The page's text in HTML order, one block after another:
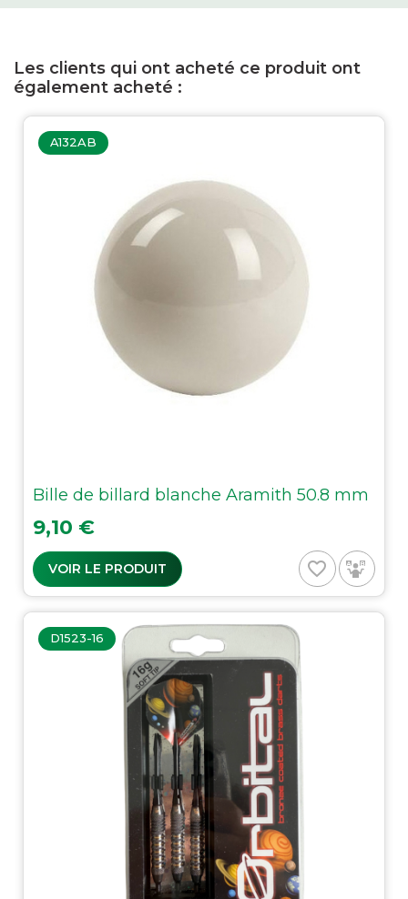
Les clients qui ont acheté ce produit ont
également acheté :
A132AB
Bille de billard blanche Aramith 50.8 mm
Prix
9,10 €
VOIR LE PRODUIT favorite_border
D1523-16